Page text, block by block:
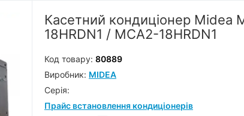
Касетний кондиціонер Midea
18HRDN1 / MCA2-18HRDN1
Код товару: 80889
Виробник: MIDEA
Серiя:
Прайс встановлення кондиціонерів